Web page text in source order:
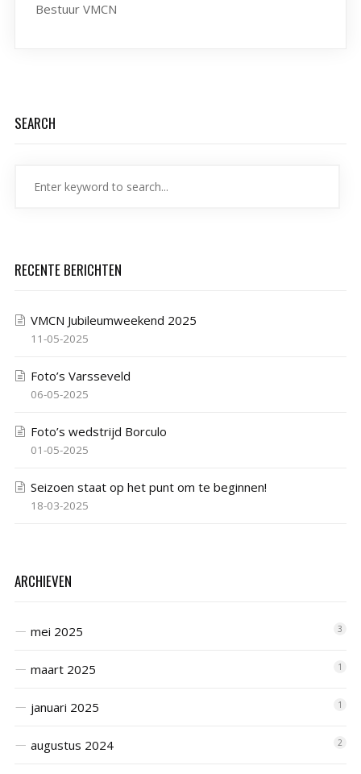
Bestuur VMCN
SEARCH
RECENTE BERICHTEN
VMCN Jubileumweekend 2025
11-05-2025
Foto’s Varsseveld
06-05-2025
Foto’s wedstrijd Borculo
01-05-2025
Seizoen staat op het punt om te beginnen!
18-03-2025
ARCHIEVEN
mei 2025 3
maart 2025 1
januari 2025 1
augustus 2024 2